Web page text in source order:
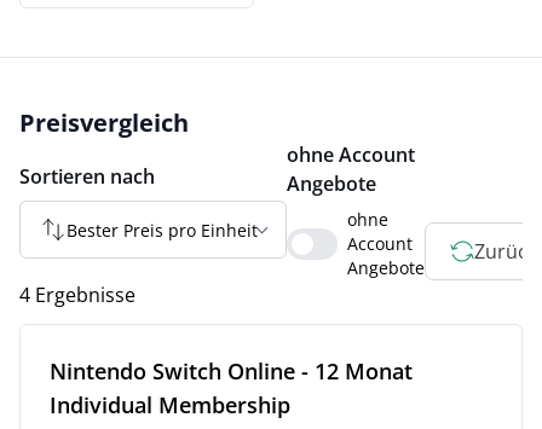
Preisvergleich
Sortieren nach
Bester Preis pro Einheit
ohne Account
Angebote
ohne
Account
Angebote
4 Ergebnisse
Nintendo Switch Online - 12 Monat
Individual Membership